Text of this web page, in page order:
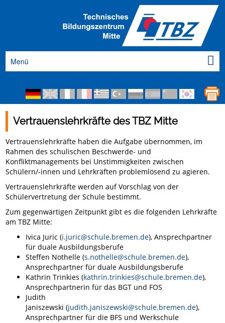
Menü
Vertrauenslehrkräfte des TBZ Mitte
Vertrauenslehrkräfte haben die Aufgabe übernommen, im
Rahmen des schulischen Beschwerde- und
Konfliktmanagements bei Unstimmigkeiten zwischen
Schülern/-innen und Lehrkräften problemlösend zu agieren.
Vertrauenslehrkräfte werden auf Vorschlag von der
Schülervertretung der Schule bestimmt.
Zum gegenwärtigen Zeitpunkt gibt es die folgenden Lehrkräfte
am TBZ Mitte:
Ivica Juric (i.juric@schule.bremen.de), Ansprechpartner
für duale Ausbildungsberufe
Steffen Nothelle (s.nothelle@schule.bremen.de),
Ansprechpartner für duale Ausbildungsberufe
Kathrin Trinkies (kathrin.trinkies@schule.bremen.de),
Ansprechpartnerin für das BGT und FOS
Judith
Janiszewski (judith.janiszewski@schule.bremen.de),
Ansprechpartner für die BFS und Werkschule